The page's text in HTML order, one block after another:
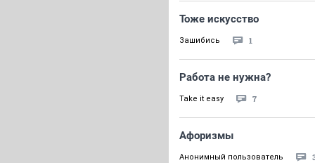
Тоже искусство
Зашибись 1
Работа не нужна?
Take it easy 7
Афоризмы
Анонимный пользователь